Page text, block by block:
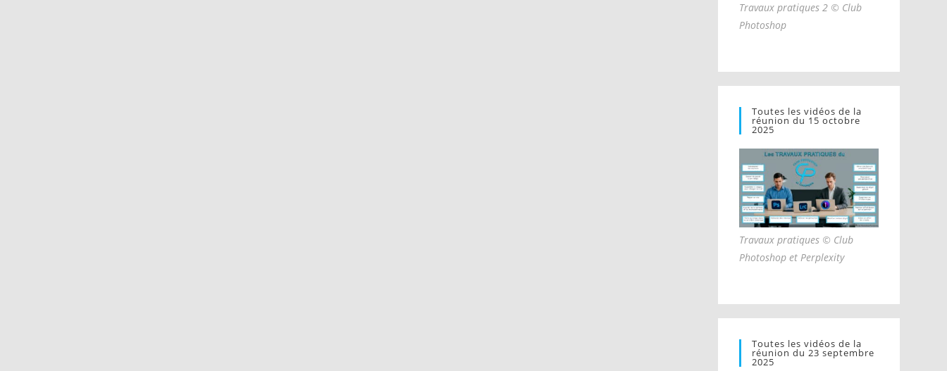
Travaux pratiques 2 © Club
Photoshop
Toutes les vidéos de la
réunion du 15 octobre
2025
Travaux pratiques © Club
Photoshop et Perplexity
Toutes les vidéos de la
réunion du 23 septembre
2025